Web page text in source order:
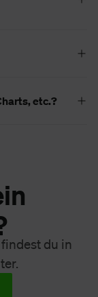
etc.?
du in